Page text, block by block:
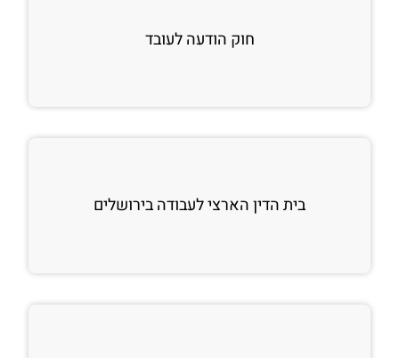
חוק הודעה לעובד
בית הדין הארצי לעבודה בירושלים